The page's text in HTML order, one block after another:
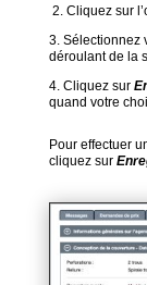
2. Cliquez sur
3. Sélectionnez
déroulant de la
4. Cliquez sur
quand votre
Pour effectuer
cliquez sur